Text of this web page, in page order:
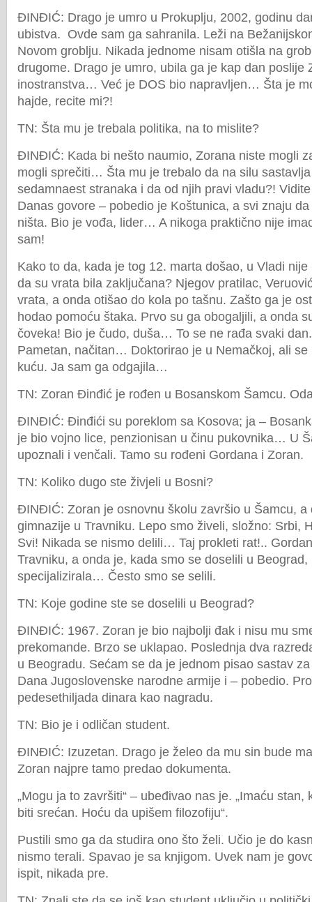
ĐINĐIĆ: Drago je umro u Prokuplju, 2002, godinu
ubistva. Ovde sam ga sahranila. Leži na
Novom groblju. Nikada jednome nisam otišla na
drugome. Drago je umro, ubila ga je kap dan poslije
inostranstva… Već je DOS bio napravljen… Šta je
hajde, recite mi?!
TN: Šta mu je trebala politika, na to mislite?
ĐINĐIĆ: Kada bi nešto naumio, Zorana niste mogli
mogli sprečiti… Šta mu je trebalo da na silu
sedamnaest stranaka i da od njih pravi vladu?!
Danas govore – pobedio je Koštunica, a svi znaju
ništa. Bio je vođa, lider… A nikoga praktično nije
sam!
Kako to da, kada je tog 12. marta došao, u Vladi
da su vrata bila zaključana? Njegov pratilac,
vrata, a onda otišao do kola po tašnu. Zašto ga je
hodao pomoću štaka. Prvo su ga obogaljili, a onda
čoveka! Bio je čudo, duša… To se ne rađa svaki
Pametan, načitan… Doktorirao je u Nemačkoj, ali se
kuću. Ja sam ga odgajila…
TN: Zoran Đinđić je rođen u Bosanskom Šamcu.
ĐINĐIĆ: Đinđići su poreklom sa Kosova; ja –
je bio vojno lice, penzionisan u činu pukovnika… U
upoznali i venčali. Tamo su rođeni Gordana i Zoran.
TN: Koliko dugo ste živjeli u Bosni?
ĐINĐIĆ: Zoran je osnovnu školu završio u Šamcu, a
gimnazije u Travniku. Lepo smo živeli, složno: Srbi,
Svi! Nikada se nismo delili… Taj prokleti rat!..
Travniku, a onda je, kada smo se doselili u
specijalizirala… Često smo se selili.
TN: Koje godine ste se doselili u Beograd?
ĐINĐIĆ: 1967. Zoran je bio najbolji đak i nisu mu
prekomande. Brzo se uklapao. Poslednja dva
u Beogradu. Sećam se da je jednom pisao sastav
Dana Jugoslovenske narodne armije i – pobedio.
pedesethiljada dinara kao nagradu.
TN: Bio je i odličan student.
ĐINĐIĆ: Izuzetan. Drago je želeo da mu sin bude
Zoran najpre tamo predao dokumenta.
„Mogu ja to završiti“ – ubeđivao nas je. „Imaću stan,
biti srećan. Hoću da upišem filozofiju“.
Pustili smo ga da studira ono što želi. Učio je do
nismo terali. Spavao je sa knjigom. Uvek nam je
ispit, nikada pre.